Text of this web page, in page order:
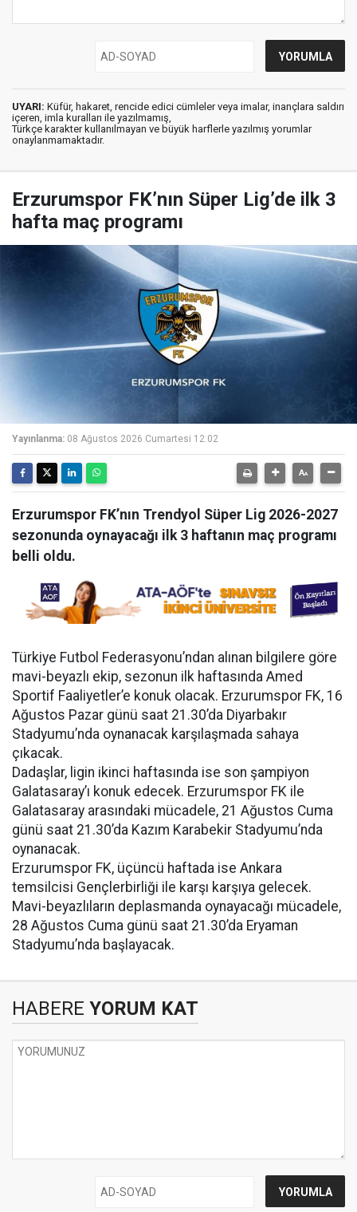
UYARI: Küfür, hakaret, rencide edici cümleler veya imalar, inançlara saldırı
içeren, imla kuralları ile yazılmamış,
Türkçe karakter kullanılmayan ve büyük harflerle yazılmış yorumlar
onaylanmamaktadır.
Erzurumspor FK’nın Süper Lig’de ilk 3
hafta maç programı
Yayınlanma: 08 Ağustos 2026 Cumartesi 12:02
Erzurumspor FK’nın Trendyol Süper Lig 2026-2027
sezonunda oynayacağı ilk 3 haftanın maç programı
belli oldu.
Türkiye Futbol Federasyonu’ndan alınan bilgilere göre
mavi-beyazlı ekip, sezonun ilk haftasında Amed
Sportif Faaliyetler’e konuk olacak. Erzurumspor FK, 16
Ağustos Pazar günü saat 21.30’da Diyarbakır
Stadyumu’nda oynanacak karşılaşmada sahaya
çıkacak.
Dadaşlar, ligin ikinci haftasında ise son şampiyon
Galatasaray’ı konuk edecek. Erzurumspor FK ile
Galatasaray arasındaki mücadele, 21 Ağustos Cuma
günü saat 21.30’da Kazım Karabekir Stadyumu’nda
oynanacak.
Erzurumspor FK, üçüncü haftada ise Ankara
temsilcisi Gençlerbirliği ile karşı karşıya gelecek.
Mavi-beyazlıların deplasmanda oynayacağı mücadele,
28 Ağustos Cuma günü saat 21.30’da Eryaman
Stadyumu’nda başlayacak.
HABERE YORUM KAT